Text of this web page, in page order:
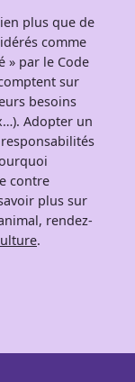
plus que de
comme
» par le Code
sur
besoins
Adopter un
contre
plus sur
rendez-
.